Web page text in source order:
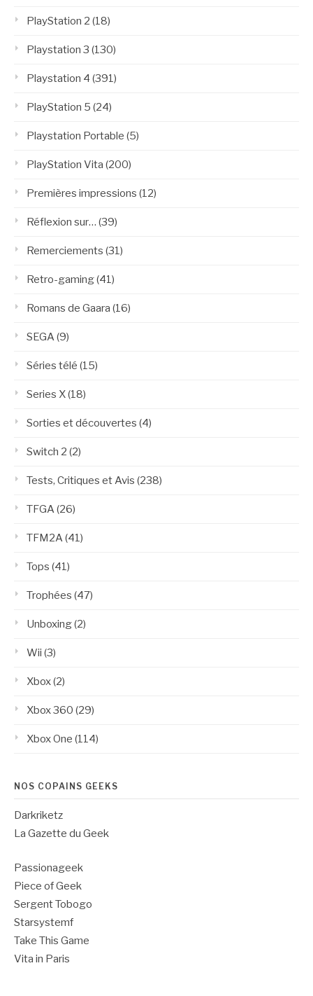
PlayStation 2 (18)
Playstation 3 (130)
Playstation 4 (391)
PlayStation 5 (24)
Playstation Portable (5)
PlayStation Vita (200)
Premières impressions (12)
Réflexion sur… (39)
Remerciements (31)
Retro-gaming(41)
Romans de Gaara (16)
SEGA(9)
Séries télé (15)
Series X(18)
Sorties et découvertes (4)
Switch 2 (2)
Tests, Critiques et Avis (238)
TFGA(26)
TFM2A(41)
Tops (41)
Trophées (47)
Unboxing(2)
Wii (3)
Xbox(2)
Xbox 360 (29)
Xbox One (114)
NOS COPAINS GEEKS
Darkriketz
La Gazette du Geek
Passionageek
Piece of Geek
Sergent Tobogo
Starsystemf
Take This Game
Vita in Paris